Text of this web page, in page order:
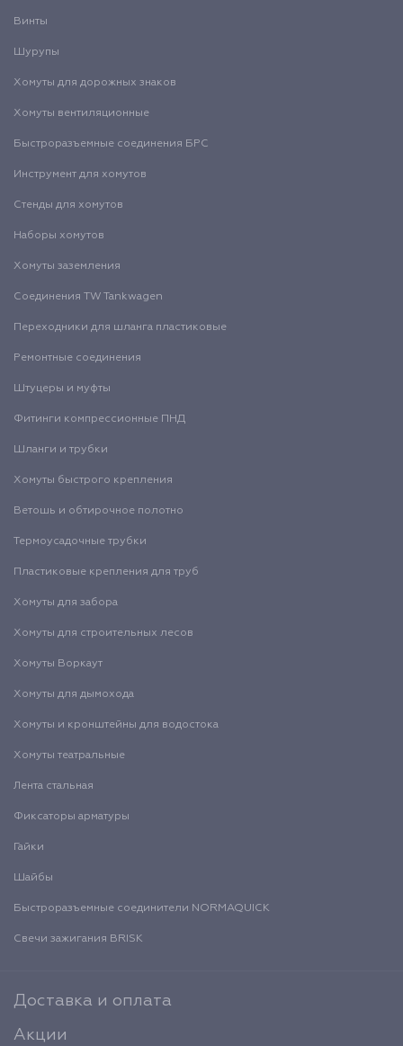
Винты
Шурупы
Хомуты для дорожных знаков
Хомуты вентиляционные
Быстроразъемные соединения БРС
Инструмент для хомутов
Стенды для хомутов
Наборы хомутов
Хомуты заземления
Соединения TW Tankwagen
Переходники для шланга пластиковые
Ремонтные соединения
Штуцеры и муфты
Фитинги компрессионные ПНД
Шланги и трубки
Хомуты быстрого крепления
Ветошь и обтирочное полотно
Термоусадочные трубки
Пластиковые крепления для труб
Хомуты для забора
Хомуты для строительных лесов
Хомуты Воркаут
Хомуты для дымохода
Хомуты и кронштейны для водостока
Хомуты театральные
Лента стальная
Фиксаторы арматуры
Гайки
Шайбы
Быстроразъемные соединители NORMAQUICK
Свечи зажигания BRISK
Доставка и оплата
Акции